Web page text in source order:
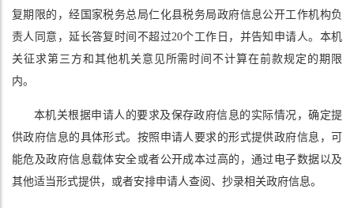
复期限的，经国家税务总局仁化县税务局政府信息公开工作机构负
责人同意，延长答复时间不超过20个工作日，并告知申请人。本机
关征求第三方和其他机关意见所需时间不计算在前款规定的期限
内。
本机关根据申请人的要求及保存政府信息的实际情况，确定提
供政府信息的具体形式。按照申请人要求的形式提供政府信息，可
能危及政府信息载体安全或者公开成本过高的，通过电子数据以及
其他适当形式提供，或者安排申请人查阅、抄录相关政府信息。